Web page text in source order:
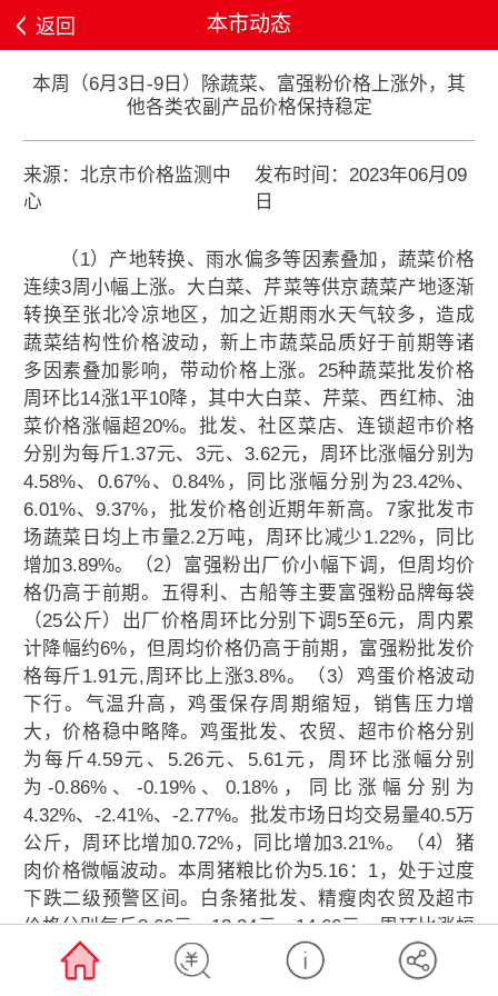
返回 本市动态
本周（6月3日-9日）除蔬菜、富强粉价格上涨外，其
他各类农副产品价格保持稳定
来源：北京市价格监测中
心
发布时间：2023年06月09
日
（1）产地转换、雨水偏多等因素叠加，蔬菜价格
连续3周小幅上涨。大白菜、芹菜等供京蔬菜产地逐渐
转换至张北冷凉地区，加之近期雨水天气较多，造成
蔬菜结构性价格波动，新上市蔬菜品质好于前期等诸
多因素叠加影响，带动价格上涨。25种蔬菜批发价格
周环比14涨1平10降，其中大白菜、芹菜、西红柿、油
菜价格涨幅超20%。批发、社区菜店、连锁超市价格
分别为每斤1.37元、3元、3.62元，周环比涨幅分别为
4.58%、0.67%、0.84%，同比涨幅分别为23.42%、
6.01%、9.37%，批发价格创近期年新高。7家批发市
场蔬菜日均上市量2.2万吨，周环比减少1.22%，同比
增加3.89%。（2）富强粉出厂价小幅下调，但周均价
格仍高于前期。五得利、古船等主要富强粉品牌每袋
（25公斤）出厂价格周环比分别下调5至6元，周内累
计降幅约6%，但周均价格仍高于前期，富强粉批发价
格每斤1.91元,周环比上涨3.8%。（3）鸡蛋价格波动
下行。气温升高，鸡蛋保存周期缩短，销售压力增
大，价格稳中略降。鸡蛋批发、农贸、超市价格分别
为每斤4.59元、5.26元、5.61元，周环比涨幅分别
为-0.86%、-0.19%、0.18%，同比涨幅分别为
4.32%、-2.41%、-2.77%。批发市场日均交易量40.5万
公斤，周环比增加0.72%，同比增加3.21%。（4）猪
肉价格微幅波动。本周猪粮比价为5.16：1，处于过度
下跌二级预警区间。白条猪批发、精瘦肉农贸及超市
价格分别每斤8.66元、13.34元、14.66元，周环比涨幅
分别为-0.23%、1.44%、-0.68%，同比涨幅分别
为-9.51%、-3.19%、-4.99%。